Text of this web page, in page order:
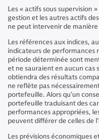
Les « actifs sous supervision
gestion et les autres actifs
ne peut intervenir de
Les références aux indices,
indicateurs de performances
période déterminée sont
et ne sauraient en aucun cas
obtiendra des résultats
ne reflète pas
portefeuille. Alors qu’un
portefeuille traduisant des
performances appropriées,
peuvent différer de celles de
Les prévisions économiques